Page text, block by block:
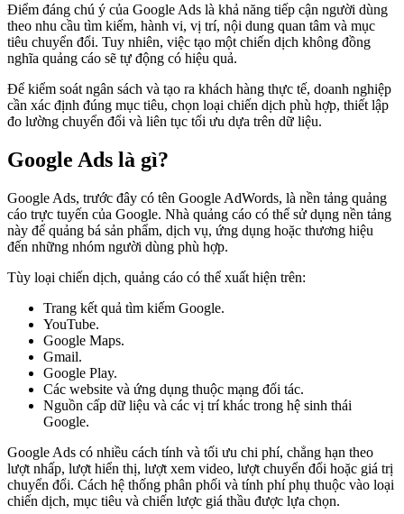
Điểm đáng chú ý của Google Ads là khả năng tiếp cận người dùng
theo nhu cầu tìm kiếm, hành vi, vị trí, nội dung quan tâm và mục
tiêu chuyển đổi. Tuy nhiên, việc tạo một chiến dịch không đồng
nghĩa quảng cáo sẽ tự động có hiệu quả.
Để kiểm soát ngân sách và tạo ra khách hàng thực tế, doanh nghiệp
cần xác định đúng mục tiêu, chọn loại chiến dịch phù hợp, thiết lập
đo lường chuyển đổi và liên tục tối ưu dựa trên dữ liệu.
Google Ads là gì?
Google Ads, trước đây có tên Google AdWords, là nền tảng quảng
cáo trực tuyến của Google. Nhà quảng cáo có thể sử dụng nền tảng
này để quảng bá sản phẩm, dịch vụ, ứng dụng hoặc thương hiệu
đến những nhóm người dùng phù hợp.
Tùy loại chiến dịch, quảng cáo có thể xuất hiện trên:
Trang kết quả tìm kiếm Google.
YouTube.
Google Maps.
Gmail.
Google Play.
Các website và ứng dụng thuộc mạng đối tác.
Nguồn cấp dữ liệu và các vị trí khác trong hệ sinh thái
Google.
Google Ads có nhiều cách tính và tối ưu chi phí, chẳng hạn theo
lượt nhấp, lượt hiển thị, lượt xem video, lượt chuyển đổi hoặc giá trị
chuyển đổi. Cách hệ thống phân phối và tính phí phụ thuộc vào loại
chiến dịch, mục tiêu và chiến lược giá thầu được lựa chọn.